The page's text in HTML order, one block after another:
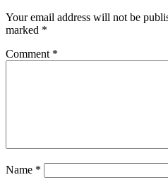
Your email address will not be
marked *
Comment *
Name *